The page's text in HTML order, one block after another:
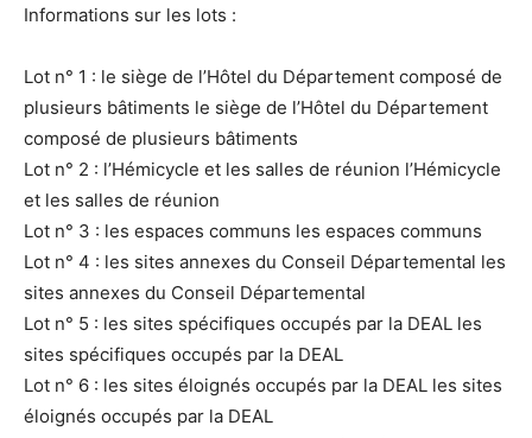
Informations sur les lots :
Lot n° 1 : le siège de l’Hôtel du Département composé de
plusieurs bâtiments le siège de l’Hôtel du Département
composé de plusieurs bâtiments
Lot n° 2 : l’Hémicycle et les salles de réunion l’Hémicycle
et les salles de réunion
Lot n° 3 : les espaces communs les espaces communs
Lot n° 4 : les sites annexes du Conseil Départemental les
sites annexes du Conseil Départemental
Lot n° 5 : les sites spécifiques occupés par la DEAL les
sites spécifiques occupés par la DEAL
Lot n° 6 : les sites éloignés occupés par la DEAL les sites
éloignés occupés par la DEAL